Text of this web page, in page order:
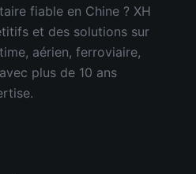
fiable en Chine ? XH
et des solutions sur
aérien, ferroviaire,
plus de 10 ans